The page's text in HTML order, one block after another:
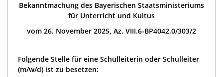
Bekanntmachung des Bayerischen Staatsministeriums
für Unterricht und Kultus
vom 26. November 2025, Az. VIII.6-BP4042.0/303/2
Folgende Stelle für eine Schulleiterin oder Schulleiter
(m/w/d) ist zu besetzen: